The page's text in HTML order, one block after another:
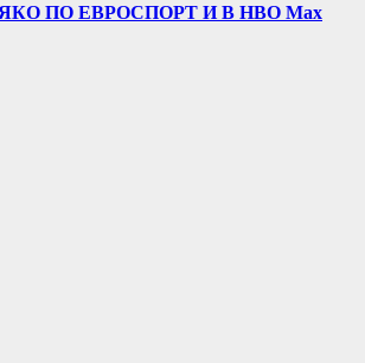
ПО ЕВРОСПОРТ И В НВО Мах